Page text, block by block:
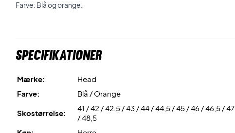
Farve: Blå og orange.
Specifikationer
Mærke:
Head
Farve:
Blå / Orange
Skostørrelse:
41 / 42 / 42,5 / 43 / 44 / 44,5 / 45 / 46 / 46,5 / 47
/ 48,5